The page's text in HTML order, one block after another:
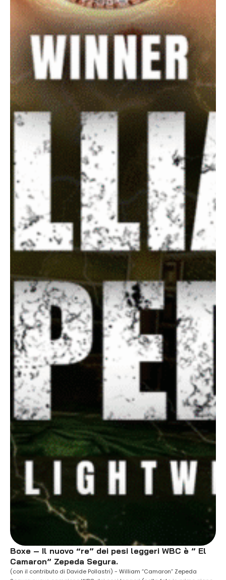
Boxe – Il nuovo “re” dei pesi leggeri WBC è ” El
Camaron” Zepeda Segura.
(con il contributo di Davide Pollastri) - William “Camaron” Zepeda